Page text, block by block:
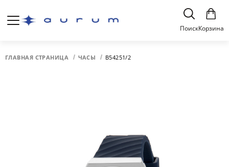
ПоискКорзина
ГЛАВНАЯ СТРАНИЦА ЧАСЫ B54251/2